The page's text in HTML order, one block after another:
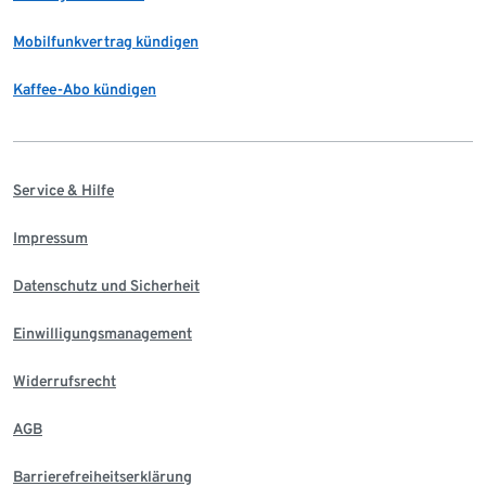
Mobilfunkvertrag kündigen
Kaffee-Abo kündigen
Service & Hilfe
Impressum
Datenschutz und Sicherheit
Einwilligungsmanagement
Widerrufsrecht
AGB
Barrierefreiheitserklärung